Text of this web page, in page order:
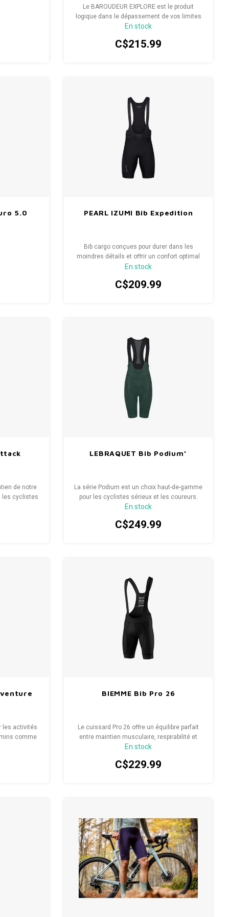
Le BAROUDEUR EXPLORE est le produit
logique dans le dépassement de vos limites
lors de la pratique de différentes disciplines
que ce soit le vélo d’aventure, de gravelle ou
En stock
C$215.99
5.0 PEARL IZUMI Bib Expedition
Bib cargo conçues pour durer dans les
moindres détails et offrir un confort optimal
là où c'est important.
En stock
C$209.99
de notre
les cyclistes
LEBRAQUET Bib Podium*
La série Podium est un choix haut-de-gamme
pour les cyclistes sérieux et les coureurs.
En stock
C$249.99
les activités
comme
BIEMME Bib Pro 26
Le cuissard Pro 26 offre un équilibre parfait
entre maintien musculaire, respirabilité et
confort.
En stock
C$229.99